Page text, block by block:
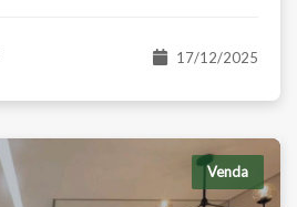
17/12/2025
Venda